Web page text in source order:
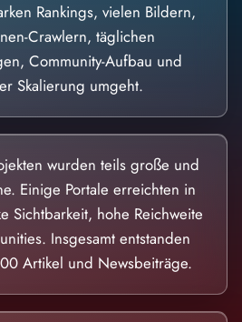
Rankings, vielen Bildern,
Crawlern, täglichen
Community-Aufbau und
Skalierung umgeht.
wurden teils große und
Einige Portale erreichten in
Sichtbarkeit, hohe Reichweite
Insgesamt entstanden
Artikel und Newsbeiträge.